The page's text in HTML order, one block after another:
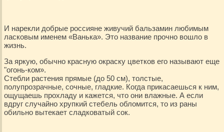
И нарекли добрые россияне живучий бальзамин любимым
ласковым именем «Ванька». Это название прочно вошло в
жизнь.
За яркую, обычно красную окраску цветков его называют еще
"огонь-ком».
Стебли растения прямые (до 50 см), толстые,
полупрозрачные, сочные, гладкие. Когда прикасаешься к ним,
ощущаешь прохладу и кажется, что они влажные. А если
вдруг случайно хрупкий стебель обломится, то из раны
обильно вытекает сладковатый сок.